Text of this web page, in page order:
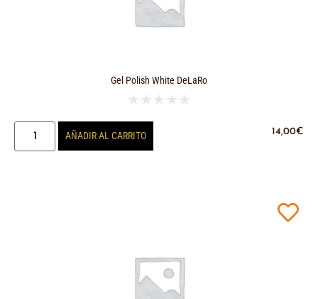
Gel Polish White DeLaRo
★ ★ ★ ★ ★
14,00€
AÑADIR AL CARRITO